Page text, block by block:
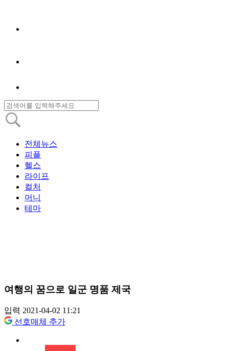
전체뉴스
피플
헬스
라이프
컬처
머니
테마
여행의 꿈으로 일군 명품 제국
입력 2021-04-02 11:21
선호매체 추가